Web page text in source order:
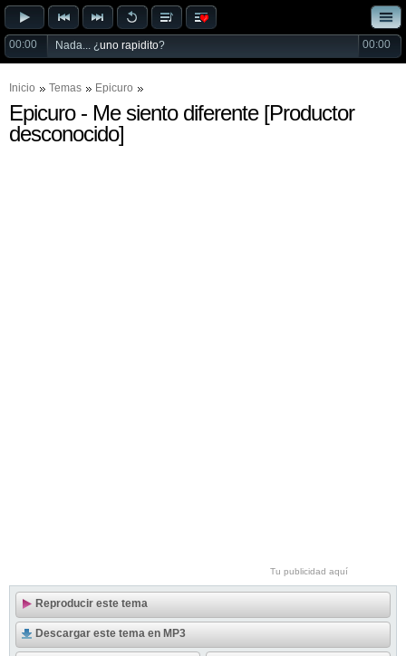
00:00 Nada... ¿uno rapidito? 00:00
Inicio Temas Epicuro
Epicuro - Me siento diferente [Productor
desconocido]
Tu publicidad aquí
Reproducir este tema
Descargar este tema en MP3